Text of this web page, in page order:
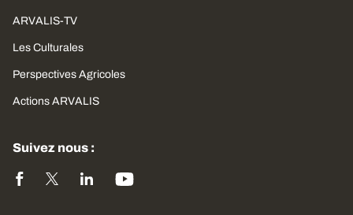
ARVALIS-TV
Les Culturales
Perspectives Agricoles
Actions ARVALIS
Suivez nous :